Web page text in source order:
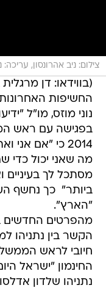
צילום: ניב אהרונסון, עריכה:
החשיפות
נוני מוזס, מו"ל
בפגישה עם ראש
2014 כי "אם
מה שאני יכול כדי
מסתכל לך
"הארץ".
הקשר בין נתניהו
חיובי לראש
החינמון "ישראל
נתניהו שלדון